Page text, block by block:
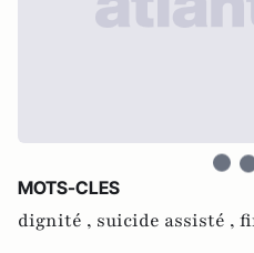
MOTS-CLES
dignité , suicide assisté ,